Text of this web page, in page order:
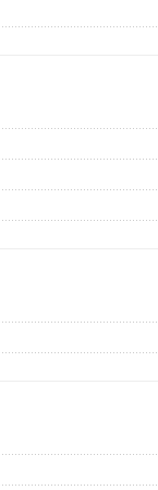
возможность
сразу